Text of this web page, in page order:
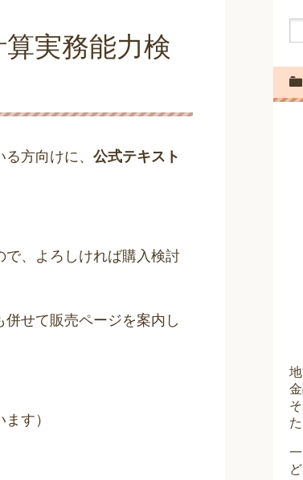
実務能力検
方向けに、 公式テキスト
で、よろしければ購入検討
併せて販売ページを案内し
す）